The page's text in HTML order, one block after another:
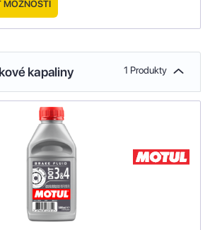
MOŽNOSTI
kapaliny 1 Produkty